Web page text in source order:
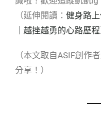
（延伸閱讀： 健身路
｜越挫越勇的心路歷程
（本文取自ASIF創作
分享！）